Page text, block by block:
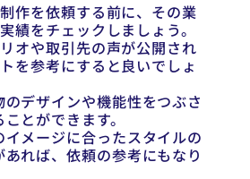
制作を依頼する前に、その業
績をチェックしましょう。
オや取引先の声が公開され
を参考にすると良いでしょ
のデザインや機能性をつぶさ
とができます。
イメージに合ったスタイルの
あれば、依頼の参考にもなり